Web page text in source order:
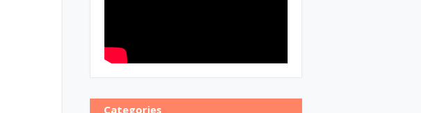
Categories